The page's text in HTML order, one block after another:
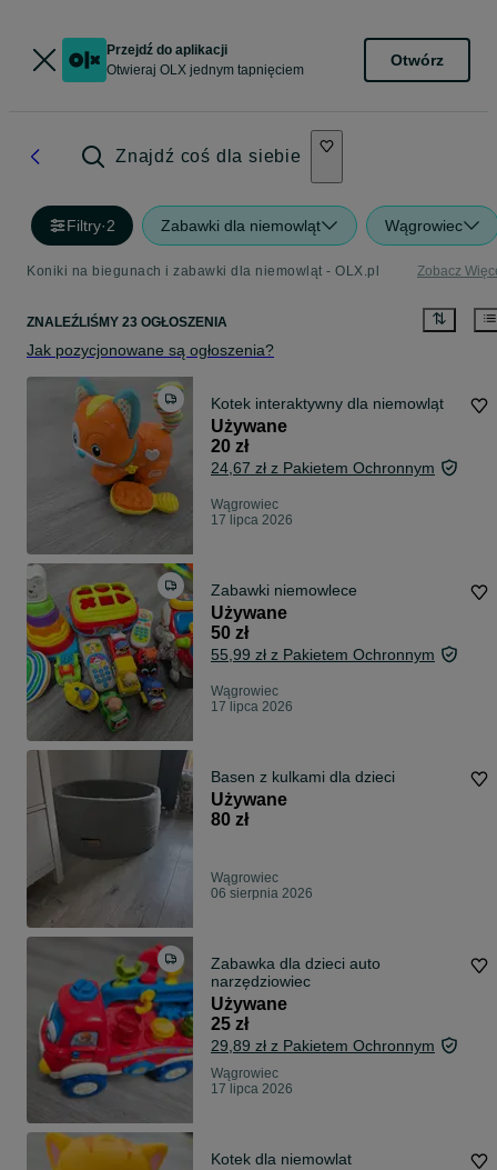
Przejdź do aplikacji
Otwieraj OLX jednym tapnięciem
Otwórz
Znajdź coś dla siebie
Filtry·2 Zabawki dla niemowląt Wągrowiec
Koniki na biegunach i zabawki dla niemowląt - OLX.pl Zobacz
ZNALEŹLIŚMY 23 OGŁOSZENIA
Jak pozycjonowane są ogłoszenia?
Kotek interaktywny dla niemowląt
Używane
20 zł
24,67 zł z Pakietem Ochronnym
Wągrowiec
17 lipca 2026
Zabawki niemowlece
Używane
50 zł
55,99 zł z Pakietem Ochronnym
Wągrowiec
17 lipca 2026
Basen z kulkami dla dzieci
Używane
80 zł
Wągrowiec
06 sierpnia 2026
Zabawka dla dzieci auto
narzędziowiec
Używane
25 zł
29,89 zł z Pakietem Ochronnym
Wągrowiec
17 lipca 2026
Kotek dla niemowlat